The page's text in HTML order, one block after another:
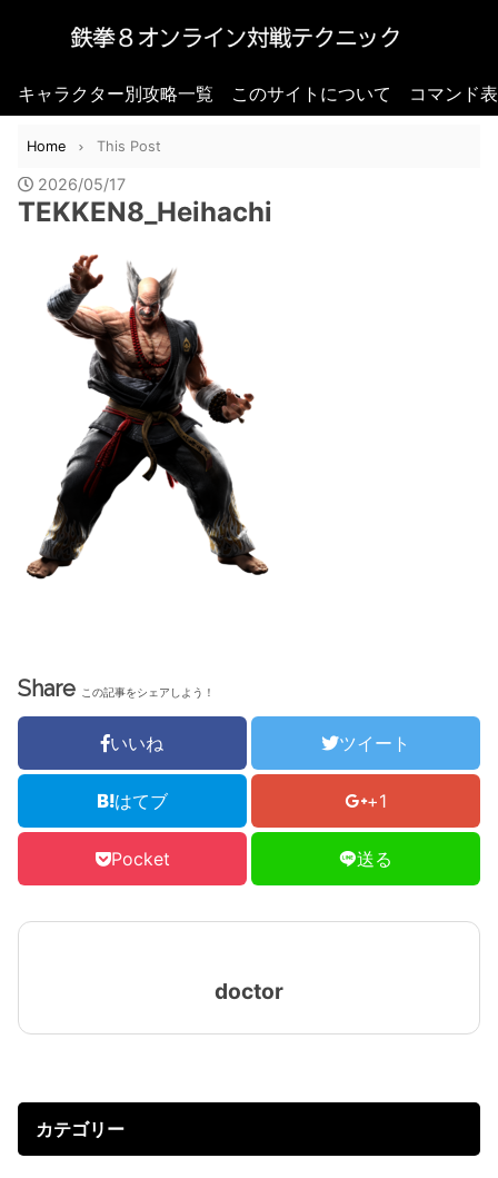
キャラクター別攻略一覧 このサイトについて コマンド
Home This Post
2026/05/17
TEKKEN8_Heihachi
Share この記事をシェアしよう！
いいね ツイート
はてブ +1
Pocket 送る
doctor
カテゴリー